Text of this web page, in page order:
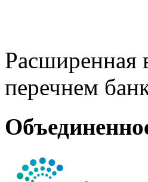
Расширенная
перечнем